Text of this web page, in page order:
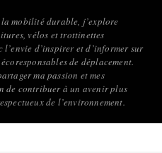
la mobilité durable, j’explore
vélos et trottinettes
l’envie d’inspirer et d’informer sur
de déplacement.
ma passion et mes
de contribuer à un avenir plus
de l’environnement.